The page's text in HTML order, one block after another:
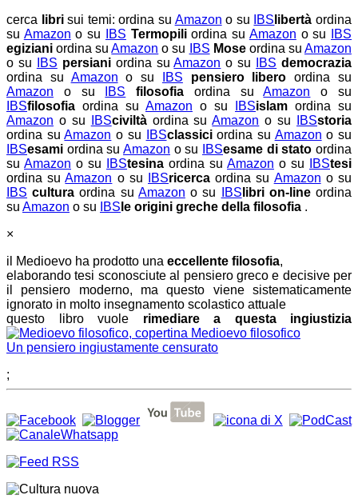
cerca librisui temi:ordina su Amazon o su IBS libertà ordina
su Amazon o su IBS Termopili ordina su Amazon o su
IBS
egiziani ordina suAmazon o su IBS Mose ordina su Amazon
o su
IBS persiani ordina suAmazon o su IBS democrazia
ordina su Amazon o su IBS pensiero libero
ordina su
Amazon o su IBS filosofia ordina suAmazon o su
IBSfilosofia ordina su Amazon o su IBSislam ordina su
Amazon o su IBSciviltà ordina suAmazon o su IBSstoria
ordina suAmazon o su IBSclassici ordina su Amazon o su
IBSesami ordina suAmazon o su IBSesame di stato ordina
su Amazon o su IBStesina ordina su Amazon o su IBStesi
ordina suAmazon o su IBSricerca ordina su Amazon o su
IBS cultura ordina su Amazon o su IBS libri on-line ordina
su Amazon o su IBS le origini greche della filosofia .
×
il Medioevo ha prodotto una eccellente filosofia,
elaborando tesi sconosciute al pensiero greco e decisive per
il pensiero moderno, ma questo viene sistematicamente
ignorato in molto insegnamento scolastico attuale
questo libro vuole rimediare a questa ingiustizia
Medioevo filosofico
Un pensiero ingiustamente censurato
;